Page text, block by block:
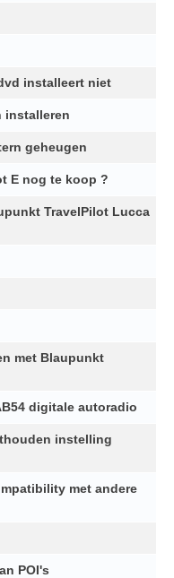
installeert niet
installeren
geheugen
E nog te koop ?
TravelPilot Lucca
met Blaupunkt
digitale autoradio
instelling
met andere
POI's